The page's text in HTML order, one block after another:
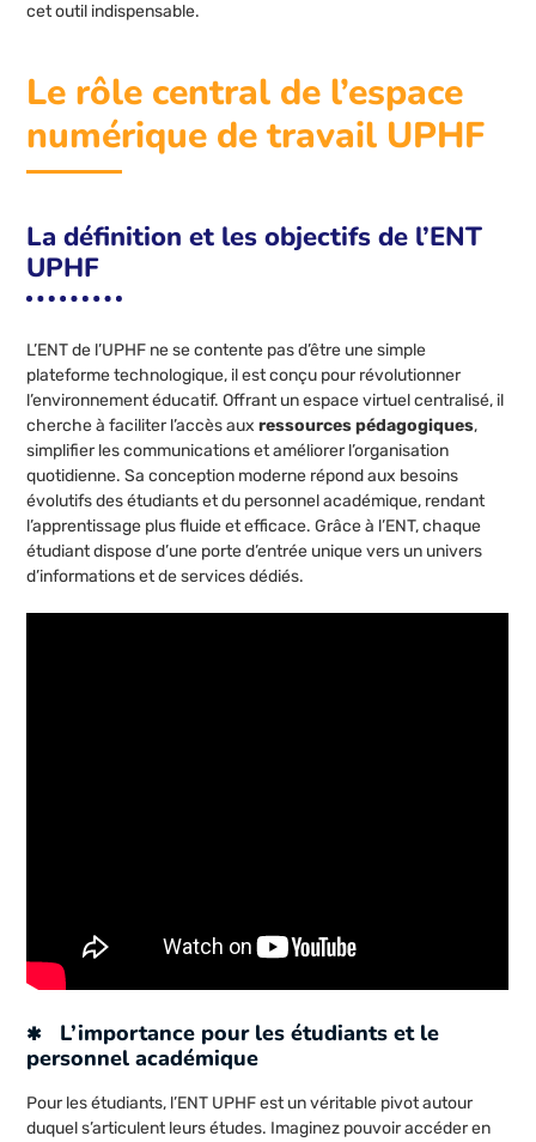
cet outil indispensable.
Le rôle central de l’espace
numérique de travail UPHF
La définition et les objectifs de l’ENT
UPHF
L’ENT de l’UPHF ne se contente pas d’être une simple
plateforme technologique, il est conçu pour révolutionner
l’environnement éducatif. Offrant un espace virtuel centralisé, il
cherche à faciliter l’accès auxressources pédagogiques,
simplifier les communications et améliorer l’organisation
quotidienne. Sa conception moderne répond aux besoins
évolutifs des étudiants et du personnel académique, rendant
l’apprentissage plus fluide et efficace. Grâce à l’ENT, chaque
étudiant dispose d’une porte d’entrée unique vers un univers
d’informations et de services dédiés.
L’importance pour les étudiants et le
personnel académique
Pour les étudiants, l’ENT UPHF est un véritable pivot autour
duquel s’articulent leurs études. Imaginez pouvoir accéder en